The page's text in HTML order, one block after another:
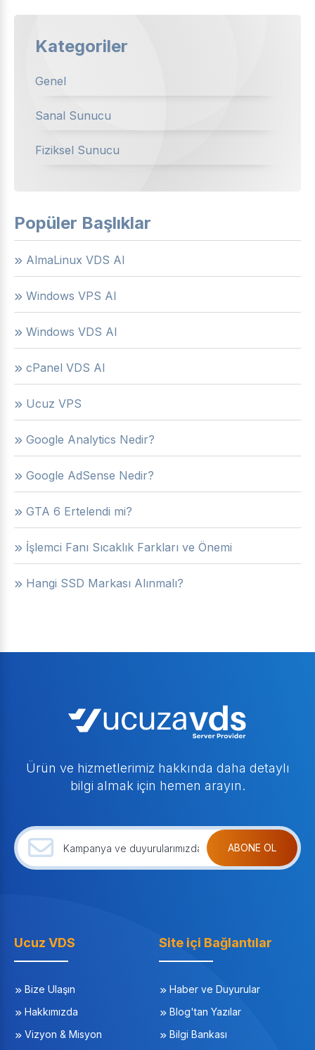
Kategoriler
Genel
Sanal Sunucu
Fiziksel Sunucu
Popüler Başlıklar
AlmaLinux VDS Al
Windows VPS Al
Windows VDS Al
cPanel VDS Al
Ucuz VPS
Google Analytics Nedir?
Google AdSense Nedir?
GTA 6 Ertelendi mi?
İşlemci Fanı Sıcaklık Farkları ve Önemi
Hangi SSD Markası Alınmalı?
Ürün ve hizmetlerimiz hakkında daha detaylı
bilgi almak için hemen arayın.
ABONE OL
Ucuz VDS
Bize Ulaşın
Hakkımızda
Vizyon & Misyon
Site içi Bağlantılar
Haber ve Duyurular
Blog'tan Yazılar
Bilgi Bankası